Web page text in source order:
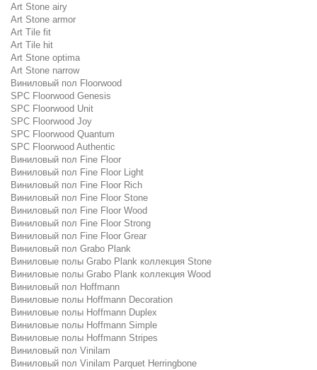
Art Stone airy
Art Stone armor
Art Tile fit
Art Tile hit
Art Stone optima
Art Stone narrow
Виниловый пол Floorwood
SPC Floorwood Genesis
SPC Floorwood Unit
SPC Floorwood Joy
SPC Floorwood Quantum
SPC Floorwood Authentic
Виниловый пол Fine Floor
Виниловый пол Fine Floor Light
Виниловый пол Fine Floor Rich
Виниловый пол Fine Floor Stone
Виниловый пол Fine Floor Wood
Виниловый пол Fine Floor Strong
Виниловый пол Fine Floor Grear
Виниловый пол Grabo Plank
Виниловые полы Grabo Plank коллекция Stone
Виниловые полы Grabo Plank коллекция Wood
Виниловый пол Hoffmann
Виниловые полы Hoffmann Decoration
Виниловые полы Hoffmann Duplex
Виниловые полы Hoffmann Simple
Виниловые полы Hoffmann Stripes
Виниловый пол Vinilam
Виниловый пол Vinilam Parquet Herringbone